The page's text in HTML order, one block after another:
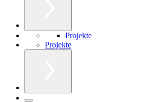
Projekte
Projekte